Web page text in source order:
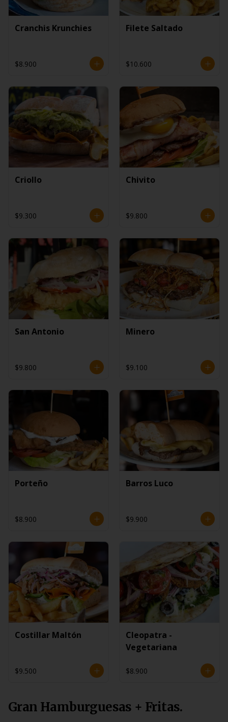
Cranchis Krunchies
$8.900
Filete Saltado
$10.600
Criollo
$9.300
Chivito
$9.800
San Antonio
$9.800
Minero
$9.100
Porteño
$8.900
Barros Luco
$9.900
Costillar Maltón
$9.500
Cleopatra -
Vegetariana
$8.900
Gran Hamburguesas + Fritas.